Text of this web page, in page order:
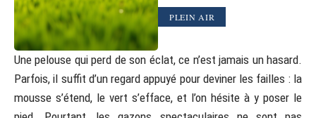
PLEIN AIR
Une pelouse qui perd de son éclat, ce n’est jamais un hasard.
Parfois, il suffit d’un regard appuyé pour deviner les failles : la
mousse s’étend, le vert s’efface, et l’on hésite à y poser le